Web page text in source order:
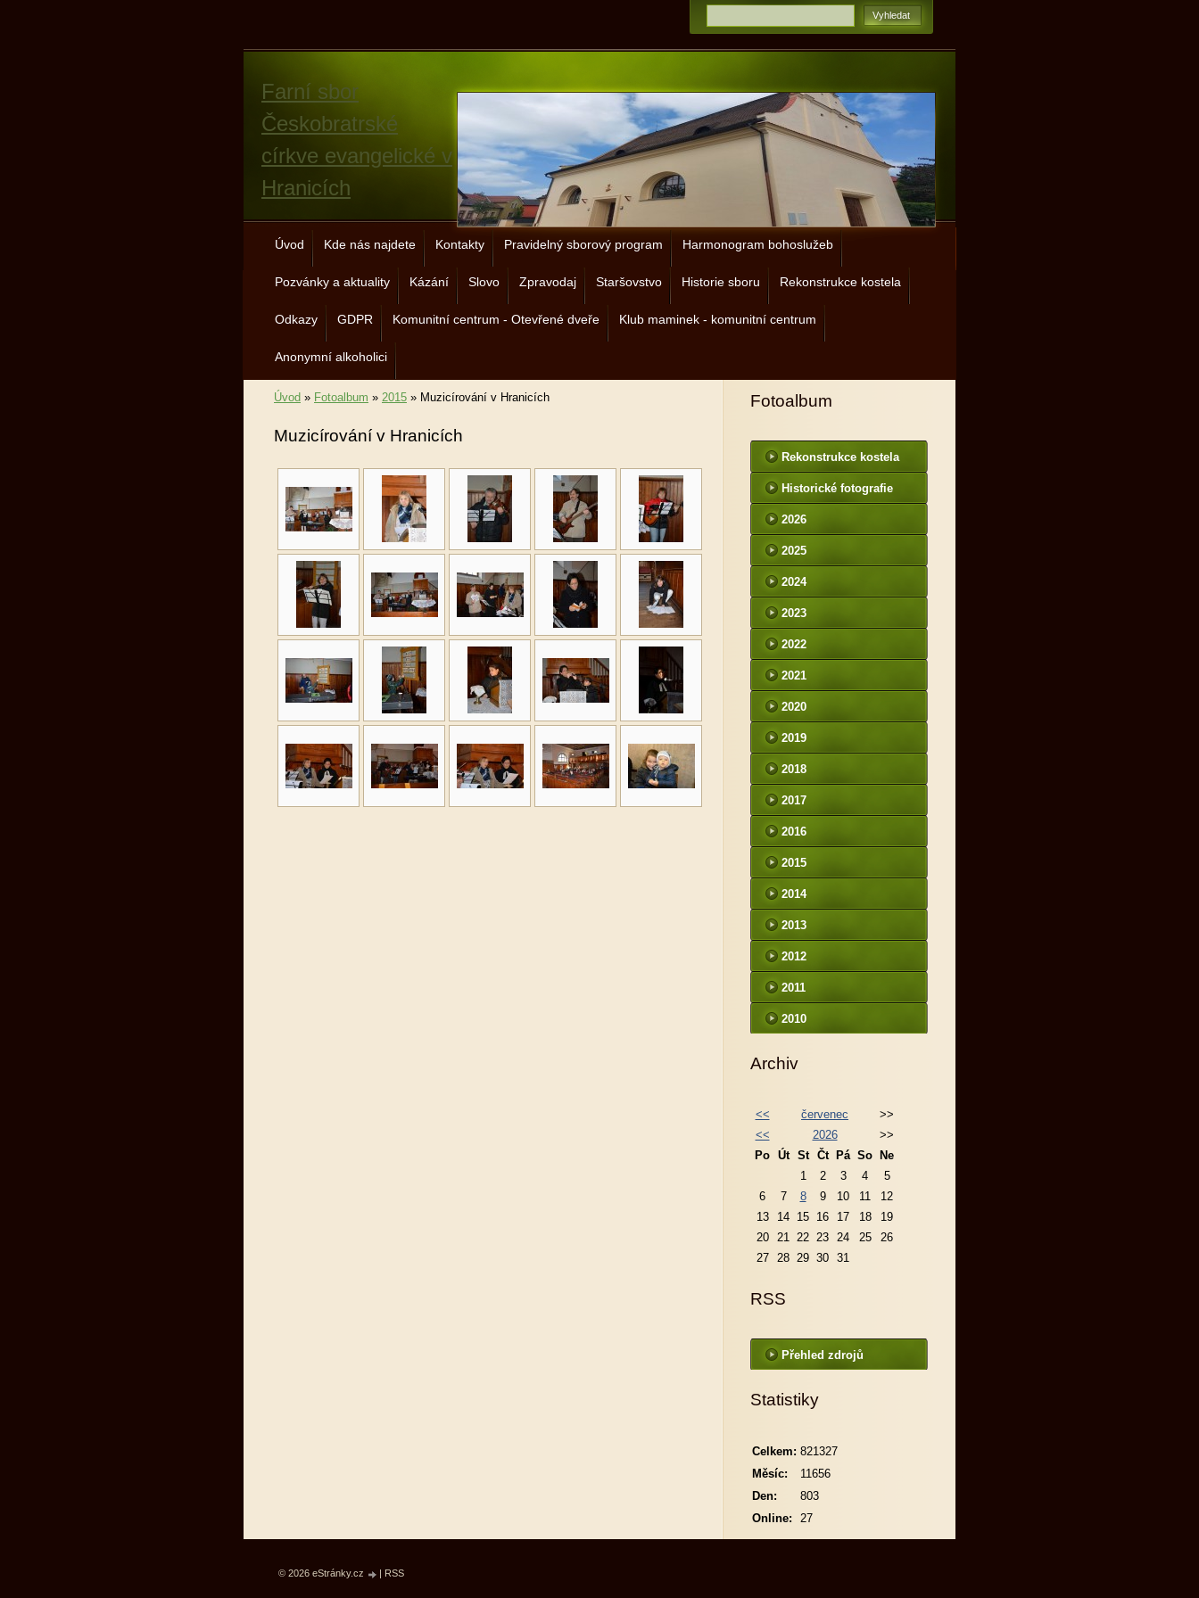
Farní sbor
Českobratrské
církve evangelické v
Hranicích
Úvod Kde nás najdete Kontakty Pravidelný sborový program Harmonogram bohoslužeb
Pozvánky a aktuality Kázání Slovo Zpravodaj Staršovstvo Historie sboru Rekonstrukce kostela
Odkazy GDPR Komunitní centrum - Otevřené dveře Klub maminek - komunitní centrum
Anonymní alkoholici
Úvod » Fotoalbum » 2015 » Muzicírování v Hranicích
Muzicírování v Hranicích
Fotoalbum
Rekonstrukce kostela
Historické fotografie
2026
2025
2024
2023
2022
2021
2020
2019
2018
2017
2016
2015
2014
2013
2012
2011
2010
Archiv
<< červenec
>>
<<
2026
>>
Po Út St Čt Pá So
Ne
1
2 3 4
5
6
7 8 9 10 11
12
13
14 15 16 17 18
19
20
21 22 23 24 25
26
27
28 29 30 31
RSS
Přehled zdrojů
Statistiky
Online: 27
Celkem: 821327
Měsíc:
11656
Den:
803
© 2026 eStránky.cz | RSS